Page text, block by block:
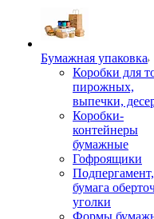
Бумажная упаковка
Коробки для
пирожных,
выпечки,
Коробки-
контейнеры
бумажные
Гофроящики
Подпергамент,
бумага
уголки
Формы